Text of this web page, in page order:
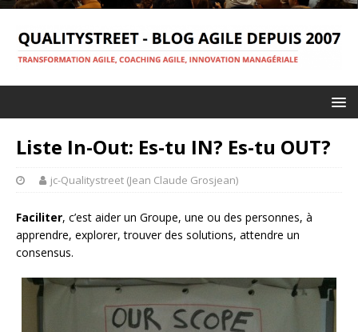
Liste In-Out: Es-tu IN? Es-tu OUT?
jc-Qualitystreet (Jean Claude Grosjean)
Faciliter, c’est aider un Groupe, une ou des personnes, à
apprendre, explorer, trouver des solutions, attendre un
consensus.